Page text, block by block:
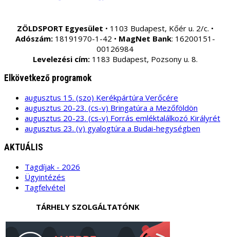
ZÖLDSPORT Egyesület • 1103 Budapest, Kőér u. 2/c. •
Adószám:18191970-1-42 • MagNet Bank: 16200151-
00126984
Levelezési cím:1183 Budapest, Pozsony u. 8.
Elkövetkező programok
augusztus 15. (szo) Kerékpártúra Verőcére
augusztus 20-23. (cs-v) Bringatúra a Mezőföldön
augusztus 20-23. (cs-v) Forrás emléktalálkozó Királyrét
augusztus 23. (v) gyalogtúra a Budai-hegységben
AKTUÁLIS
Tagdíjak - 2026
Ügyintézés
Tagfelvétel
TÁRHELY SZOLGÁLTATÓNK